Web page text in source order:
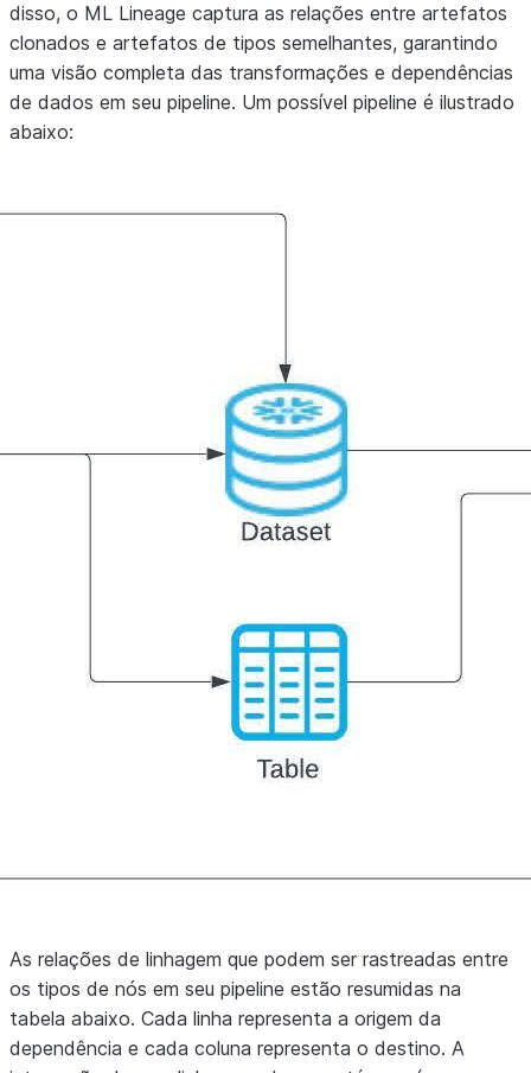
disso, o ML Lineage captura as relações entre artefatos
clonados e artefatos de tipos semelhantes, garantindo
uma visão completa das transformações e dependências
de dados em seu pipeline. Um possível pipeline é ilustrado
abaixo:
As relações de linhagem que podem ser rastreadas entre
os tipos de nós em seu pipeline estão resumidas na
tabela abaixo. Cada linha representa a origem da
dependência e cada coluna representa o destino. A